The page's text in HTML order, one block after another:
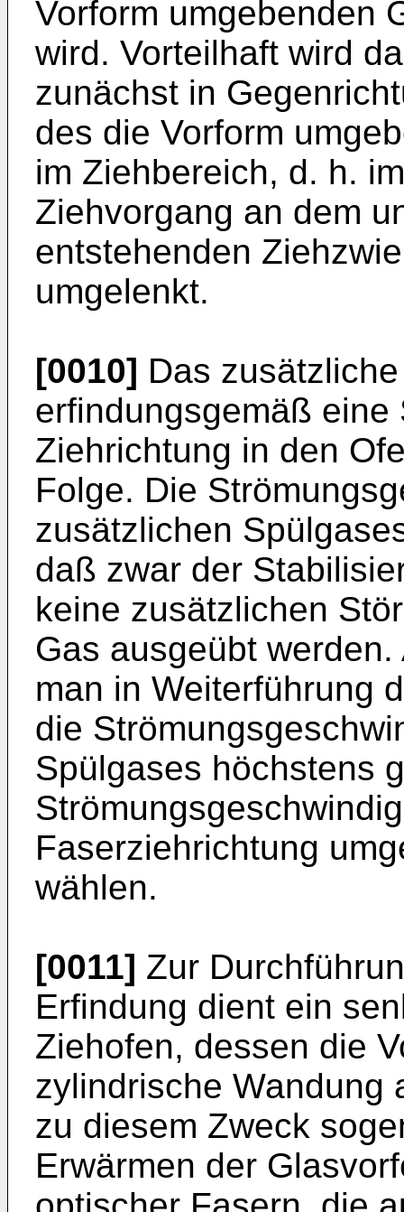
Vorform umgebenden
wird. Vorteilhaft wird
zunächst in
des die Vorform
im Ziehbereich, d. h.
Ziehvorgang an dem
entstehenden
umgelenkt.
[0010] Das
erfindungsgemäß
Ziehrichtung in den
Folge. Die
zusätzlichen
daß zwar der
keine zusätzlichen
Gas ausgeübt
man in Weiterführung
die
Spülgases höchstens
Faserziehrichtung
wählen.
[0011] Zur
Erfindung dient ein
Ziehofen, dessen die
zylindrische Wandung
zu diesem Zweck
Erwärmen der